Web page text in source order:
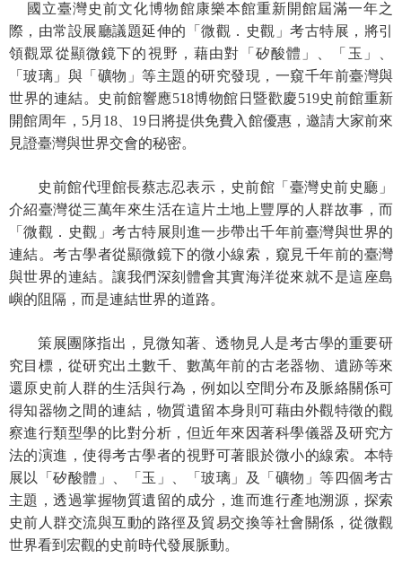
參
觀
展
覽
學
索
認
識
我
民
服
務
性
別
平
等
專
國立臺灣史前文化博物館康樂本館重新開館屆滿一年之
際，由常設展廳議題延伸的「微觀．史觀」考古特展，將引
領觀眾從顯微鏡下的視野，藉由對「矽酸體」、「玉」、
「玻璃」與「礦物」等主題的研究發現，一窺千年前臺灣與
世界的連結。史前館響應518博物館日暨歡慶519史前館重新
開館周年，5月18、19日將提供免費入館優惠，邀請大家前來
見證臺灣與世界交會的秘密。
史前館代理館長蔡志忍表示，史前館「臺灣史前史廳」
介紹臺灣從三萬年來生活在這片土地上豐厚的人群故事，而
「微觀．史觀」考古特展則進一步帶出千年前臺灣與世界的
連結。考古學者從顯微鏡下的微小線索，窺見千年前的臺灣
與世界的連結。讓我們深刻體會其實海洋從來就不是這座島
嶼的阻隔，而是連結世界的道路。
策展團隊指出，見微知著、透物見人是考古學的重要研
究目標，從研究出土數千、數萬年前的古老器物、遺跡等來
還原史前人群的生活與行為，例如以空間分布及脈絡關係可
得知器物之間的連結，物質遺留本身則可藉由外觀特徵的觀
察進行類型學的比對分析，但近年來因著科學儀器及研究方
法的演進，使得考古學者的視野可著眼於微小的線索。本特
展以「矽酸體」、「玉」、「玻璃」及「礦物」等四個考古
主題，透過掌握物質遺留的成分，進而進行產地溯源，探索
史前人群交流與互動的路徑及貿易交換等社會關係，從微觀
世界看到宏觀的史前時代發展脈動。